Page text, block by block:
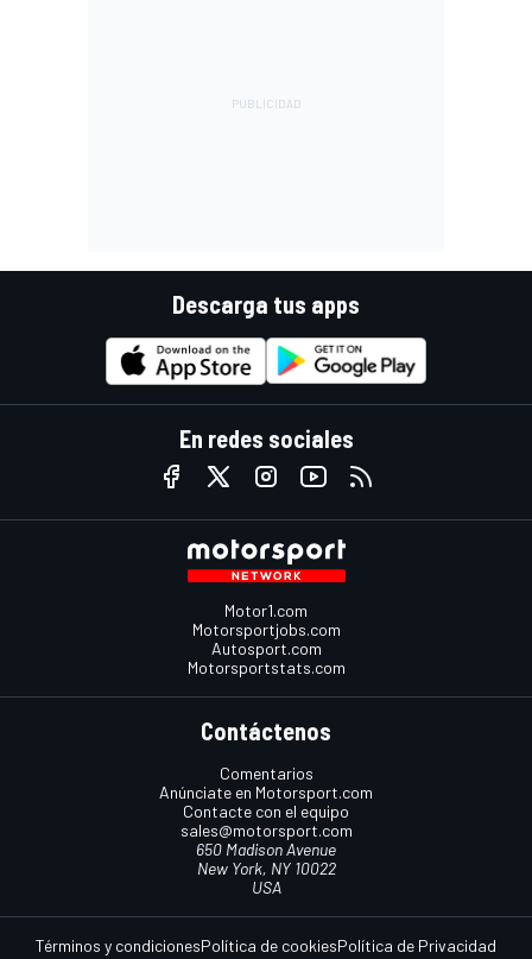
Descarga tus apps
En redes sociales
Motor1.com
Motorsportjobs.com
Autosport.com
Motorsportstats.com
Contáctenos
Comentarios
Anúnciate en Motorsport.com
Contacte con el equipo
sales@motorsport.com
650 Madison Avenue
New York, NY 10022
USA
Términos y condicionesPolítica de cookiesPolítica de Privacidad